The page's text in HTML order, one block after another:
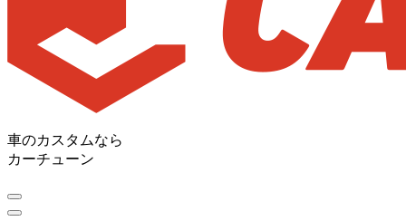
車のカスタムなら
カーチューン